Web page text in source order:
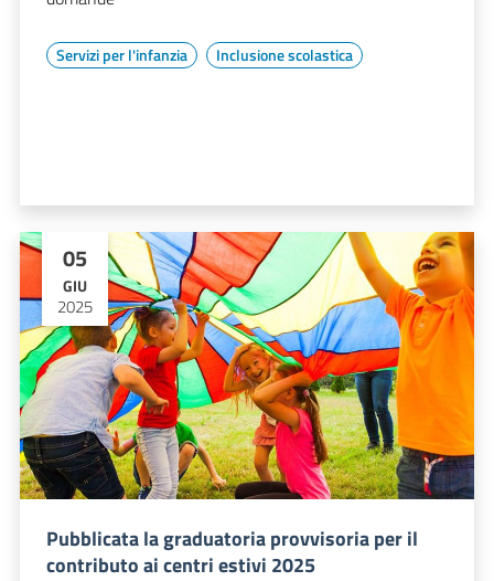
Servizi per l'infanzia Inclusione scolastica
05
GIU
2025
Pubblicata la graduatoria provvisoria per il
contributo ai centri estivi 2025